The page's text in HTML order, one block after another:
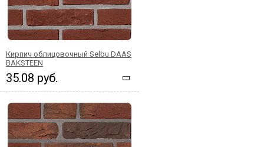
Кирпич облицовочный Selbu DAAS
BAKSTEEN
35.08 руб.